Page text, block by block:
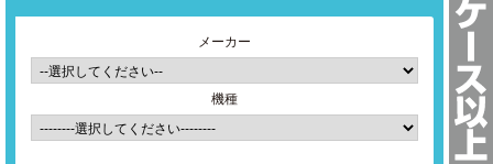
メーカー
機種